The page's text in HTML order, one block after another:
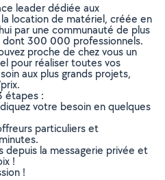
leader dédiée aux
location de matériel, créée en
par une communauté de plus
300 000 professionnels.
proche de chez vous un
pour réaliser toutes vos
aux plus grands projets,
étapes :
votre besoin en quelques
particuliers et
depuis la messagerie privée et
!
!